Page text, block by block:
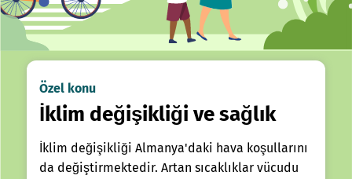
Özel konu
İklim değişikliği ve sağlık
İklim değişikliği Almanya'daki hava koşullarını
da değiştirmektedir. Artan sıcaklıklar vücudu